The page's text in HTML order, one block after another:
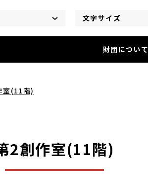
文字サイズ
財団について
室(11階)
2創作室(11階)